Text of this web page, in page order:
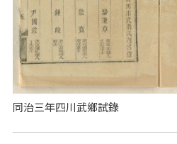
同治三年四川武鄉試錄